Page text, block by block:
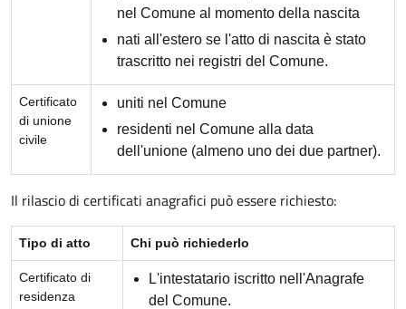
nel Comune al momento della nascita
nati all'estero se l'atto di nascita è stato
trascritto nei registri del Comune.
Certificato
di unione
civile
uniti nel Comune
residenti nel Comune alla data
dell'unione (almeno uno dei due partner).
Il rilascio di certificati anagrafici può essere richiesto:
Tipo di atto Chi può richiederlo
Certificato di
residenza
L'intestatario iscritto nell'Anagrafe
del Comune.